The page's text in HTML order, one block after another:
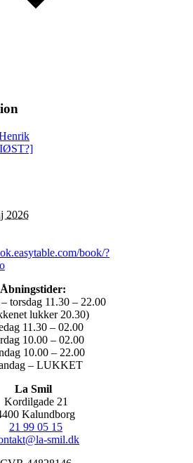
2026
book/?
Åbningstider:
torsdag 11.30 – 22.00
lukker 20.30)
11.30 – 02.00
10.00 – 02.00
10.00 – 22.00
– LUKKET
La Smil
Kordilgade 21
Kalundborg
21 99 05 15
smil.dk